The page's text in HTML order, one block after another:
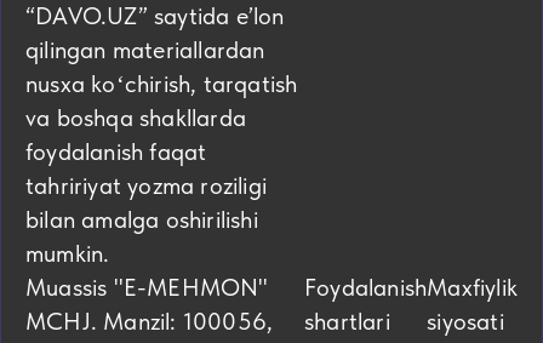
“DAVO.UZ” saytida eʼlon
qilingan materiallardan
nusxa koʻchirish, tarqatish
va boshqa shakllarda
foydalanish faqat
tahririyat yozma roziligi
bilan amalga oshirilishi
mumkin.
Muassis "E-MEHMON"
MCHJ. Manzil: 100056,
Foydalanish
shartlari
Maxfiylik
siyosati